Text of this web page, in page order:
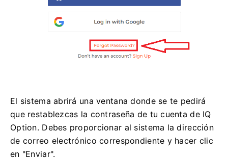
El sistema abrirá una ventana donde se te pedirá
que restablezcas la contraseña de tu cuenta de IQ
Option. Debes proporcionar al sistema la dirección
de correo electrónico correspondiente y hacer clic
en "Enviar".